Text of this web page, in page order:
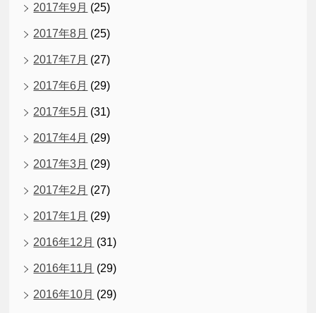
2017年9月 (25)
2017年8月 (25)
2017年7月 (27)
2017年6月 (29)
2017年5月 (31)
2017年4月 (29)
2017年3月 (29)
2017年2月 (27)
2017年1月 (29)
2016年12月 (31)
2016年11月 (29)
2016年10月 (29)